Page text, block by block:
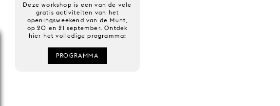
Deze workshop is een van de vele
gratis activiteiten van het
openingsweekend van de Munt,
op 20 en 21 september. Ontdek
hier het volledige programma:
PROGRAMMA